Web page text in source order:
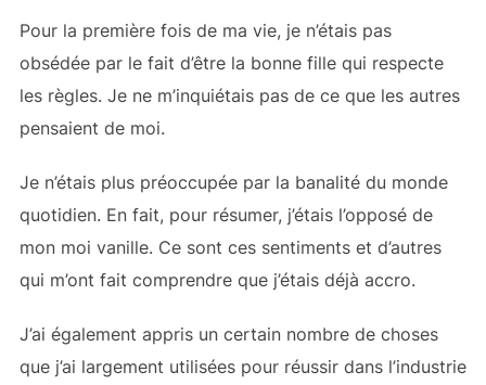
Pour la première fois de ma vie, je n’étais pas
obsédée par le fait d’être la bonne fille qui respecte
les règles. Je ne m’inquiétais pas de ce que les autres
pensaient de moi.
Je n’étais plus préoccupée par la banalité du monde
quotidien. En fait, pour résumer, j’étais l’opposé de
mon moi vanille. Ce sont ces sentiments et d’autres
qui m’ont fait comprendre que j’étais déjà accro.
J’ai également appris un certain nombre de choses
que j’ai largement utilisées pour réussir dans l’industrie